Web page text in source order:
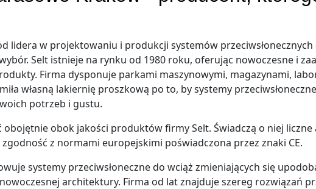
lidera w projektowaniu i produkcji systemów przeciwsłonecznych
Selt istnieje na rynku od 1980 roku, oferując nowoczesne i
Firma dysponuje parkami maszynowymi, magazynami,
własną lakiernię proszkową po to, by systemy
potrzeb i gustu.
obojętnie obok jakości produktów firmy Selt. Świadczą o niej
zgodność z normami europejskimi poświadczona przez znaki CE.
systemy przeciwsłoneczne do wciąż zmieniających się
architektury. Firma od lat znajduje szereg rozwiązań